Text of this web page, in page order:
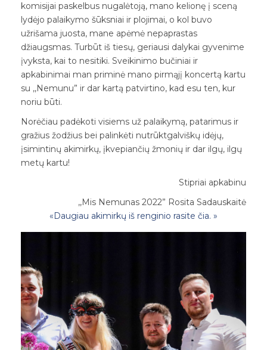
komisijai paskelbus nugalėtoją, mano kelionę į sceną
lydėjo palaikymo šūksniai ir plojimai, o kol buvo
užrišama juosta, mane apėmė nepaprastas
džiaugsmas. Turbūt iš tiesų, geriausi dalykai gyvenime
įvyksta, kai to nesitiki. Sveikinimo bučiniai ir
apkabinimai man priminė mano pirmąjį koncertą kartu
su ,,Nemunu” ir dar kartą patvirtino, kad esu ten, kur
noriu būti.
Norėčiau padėkoti visiems už palaikymą, patarimus ir
gražius žodžius bei palinkėti nutrūktgalviškų idėjų,
įsimintinų akimirkų, įkvepiančių žmonių ir dar ilgų, ilgų
metų kartu!
Stipriai apkabinu
,,Mis Nemunas 2022” Rosita Sadauskaitė
«Daugiau akimirkų iš renginio rasite čia. »